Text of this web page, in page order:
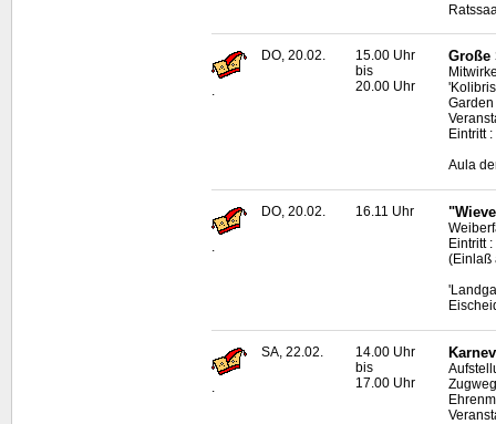
.
DO, 20.02.
15.00 Uhr
bis
20.00 Uhr
Große
Eintritt
Aula
.
DO, 20.02. 16.11 Uhr
Eintritt
(Einlaß
SA, 22.02.
14.00 Uhr
bis
17.00 Uhr